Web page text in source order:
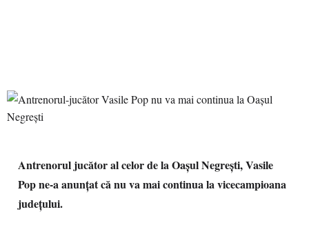
Antrenorul jucător al celor de la Oașul Negrești, Vasile
Pop ne-a anunțat că nu va mai continua la vicecampioana
județului.